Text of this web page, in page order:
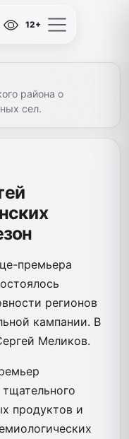
12+
района о
сел.
премьера
регионов
кампании. В
Меликов.
продуктов и